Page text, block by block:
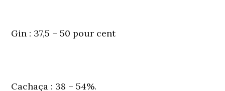
Gin : 37,5 – 50 pour cent
Cachaça : 38 – 54%.